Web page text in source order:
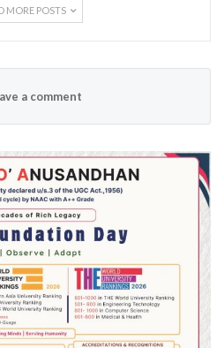
MORE POSTS
a comment